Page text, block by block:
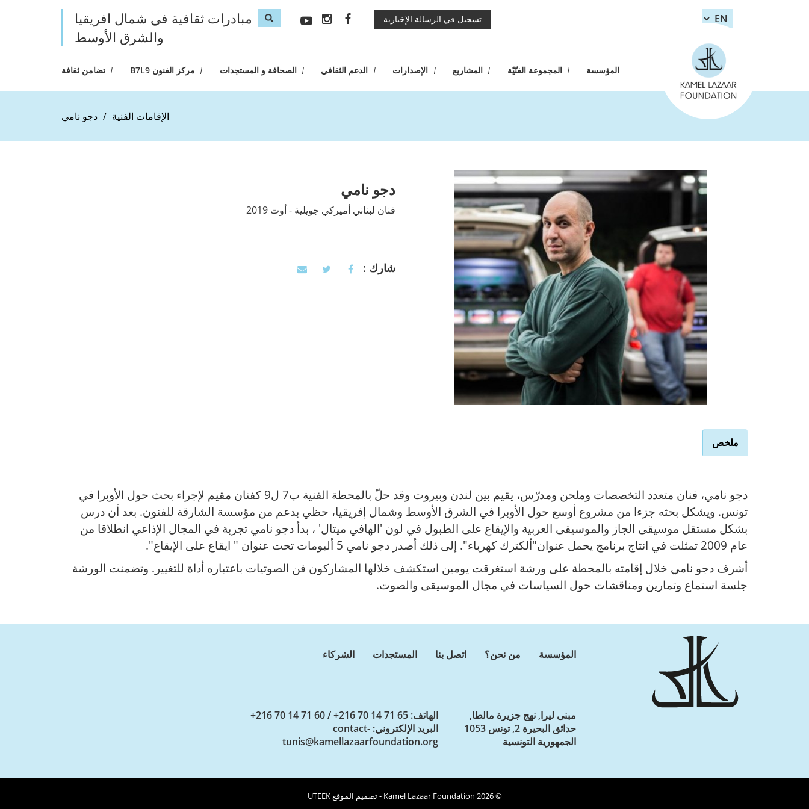
Skip to main content
مبادرات ثقافية في شمال افريقيا
والشرق الأوسط
Search form تسجيل في الرسالة الإخبارية
المؤسسة المجموعة الفنّيّة المشاريع الإصدارات الدعم الثقافي الصحافة و المستجدات مركز الفنون B7L9 تضامن ثقافة
الإقامات الفنية دجو نامي
دجو نامي
فنان لبناني أميركي جويلية - أوت 2019
شارك :
Vertical Tabs
ملخص
(active
دجو نامي، فنان متعدد التخصصات وملحن ومدرّس، يقيم بين لندن وبيروت وقد حلّ بالمحطة الفنية ب7 ل9 كفنان مقيم لإجراء بحث حول الأوبرا في
تونس. ويشكل بحثه جزءا من مشروع أوسع حول الأوبرا في الشرق الأوسط وشمال إفريقيا، حظي بدعم من مؤسسة الشارقة للفنون. بعد أن درس
بشكل مستقل موسيقى الجاز والموسيقى العربية والإيقاع على الطبول في لون 'الهافي ميتال' ، بدأ دجو نامي تجربة في المجال الإذاعي انطلاقا من
عام 2009 تمثلت في انتاج برنامج يحمل عنوان"ألكترك كهرباء". إلى ذلك أصدر دجو نامي 5 ألبومات تحت عنوان " ايقاع على الإيقاع".
أشرف دجو نامي خلال إقامته بالمحطة على ورشة استغرقت يومين استكشف خلالها المشاركون فن الصوتيات باعتباره أداة للتغيير. وتضمنت الورشة
جلسة استماع وتمارين ومناقشات حول السياسات في مجال الموسيقى والصوت.
المؤسسة من نحن؟ اتصل بنا المستجدات الشركاء
مبنى ليرا, نهج جزيرة مالطا,
حدائق البحيرة 2, تونس 1053
الجمهورية التونسية
الهاتف: 65 71 14 70 216+ / 60 71 14 70 216+
البريد الإلكتروني : contact-
tunis@kamellazaarfoundation.org
© 2026 Kamel Lazaar Foundation - تصميم الموقع UTEEK